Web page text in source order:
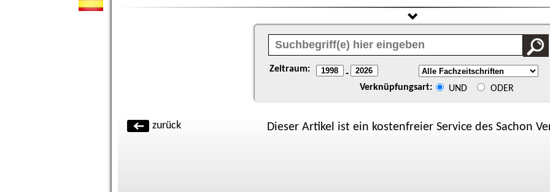
Zeitraum: -
Verknüpfungsart: UND ODER
zurück Dieser Artikel ist ein kostenfreier Service des Sachon